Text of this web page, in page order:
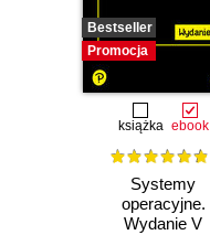
Bestseller
Promocja
książka ebook
Systemy
operacyjne.
Wydanie V